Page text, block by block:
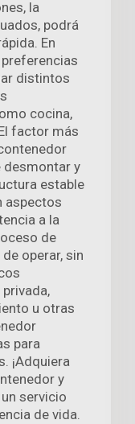
la
podrá
En
distintos
cocina,
factor más
desmontar y
estable
aspectos
a la
de
operar, sin
u otras
para
¡Adquiera
y
servicio
de vida.